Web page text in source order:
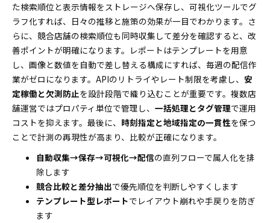
た検索順位と表示情報をストレージへ保存し、可視化ツールでグ
ラフ化すれば、日々の推移と施策の効果が一目でわかります。さ
らに、競合店舗の検索順位も同時収集して差分を確認すると、改
善ポイントが明確になります。レポートはテンプレートを用意
し、画像と数値を自動で差し替える構成にすれば、毎週の配信作
業がゼロになります。APIのリトライやレート制限を考慮し、 安
定稼働と欠測防止を設計段階で織り込むことが重要です。複数店
舗運営ではプロパティ単位で管理し、 一括処理とタグ管理で運用
コストを抑えます。最後に、 時刻指定と地域指定の一貫性を保つ
ことで計測の再現性が高まり、比較が正確になります。
自動収集→保存→可視化→配信の直列フローで属人化を排
除します
競合比較と差分抽出で優先順位を判断しやすくします
テンプレート型レポートでレイアウト崩れや手戻りを防ぎ
ます